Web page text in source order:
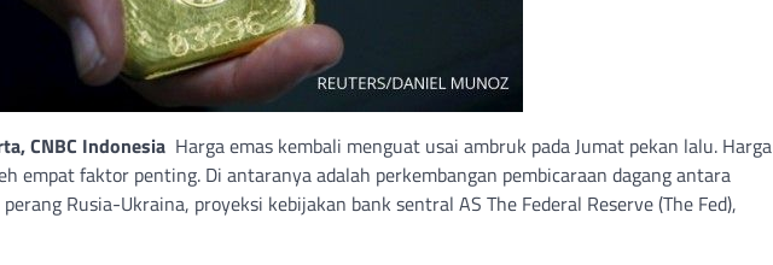
CNBC Indonesia Harga emas kembali menguat usai ambruk pada Jumat pekan lalu. Harga
empat faktor penting. Di antaranya adalah perkembangan pembicaraan dagang antara
Rusia-Ukraina, proyeksi kebijakan bank sentral AS The Federal Reserve (The Fed),